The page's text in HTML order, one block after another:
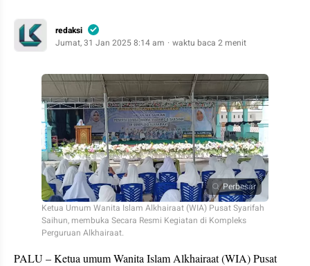
redaksi
Jumat, 31 Jan 2025 8:14 am
waktu baca 2 menit
Perbesar
Ketua Umum Wanita Islam Alkhairaat (WIA) Pusat Syarifah
Saihun, membuka Secara Resmi Kegiatan di Kompleks
Perguruan Alkhairaat.
PALU – Ketua umum Wanita Islam Alkhairaat (WIA) Pusat